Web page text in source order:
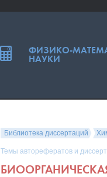
Библиотека диссертаций
Темы авторефератов и
ФИЗИКО-
НАУКИ